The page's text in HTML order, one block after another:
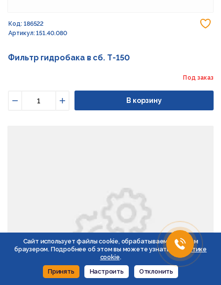
Код: 186522
Артикул: 151.40.080
Фильтр гидробака в сб. Т-150
Под заказ
Увеличить
В корзину
Сайт использует файлы cookie, обрабатываемые вашим
браузером. Подробнее об этом вы можете узнать в Политике
cookie.
Принять
Настроить Отклонить